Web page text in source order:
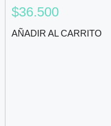
$36.500
AÑADIR AL CARRITO